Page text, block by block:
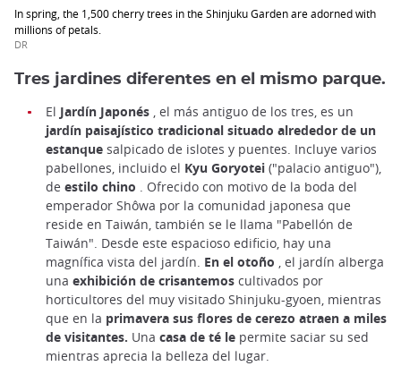
In spring, the 1,500 cherry trees in the Shinjuku Garden are adorned with
millions of petals.
DR
Tres jardines diferentes en el mismo parque.
El Jardín Japonés , el más antiguo de los tres, es un
jardín paisajístico tradicional situado alrededor de un
estanque salpicado de islotes y puentes. Incluye varios
pabellones, incluido el Kyu Goryotei ("palacio antiguo"),
de estilo chino . Ofrecido con motivo de la boda del
emperador Shôwa por la comunidad japonesa que
reside en Taiwán, también se le llama "Pabellón de
Taiwán". Desde este espacioso edificio, hay una
magnífica vista del jardín. En el otoño , el jardín alberga
una exhibición de crisantemos cultivados por
horticultores del muy visitado Shinjuku-gyoen, mientras
que en la primavera sus flores de cerezo atraen a miles
de visitantes. Una casa de té le permite saciar su sed
mientras aprecia la belleza del lugar.